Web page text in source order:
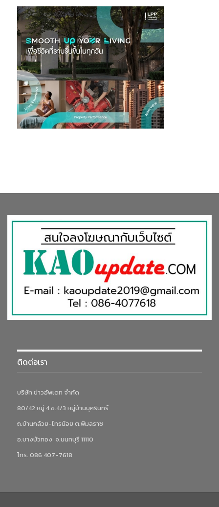
ติดต่อเรา
บริษัท ข่าวอัพเดท จำกัด
80/42 หมู่ 4 ซ.4/3 หมู่บ้านบุศรินทร์
ถ.บ้านกล้วย-ไทรน้อย ต.พิมลราช
อ.บางบัวทอง จ.นนทบุรี 11110
โทร. 086 407-7618